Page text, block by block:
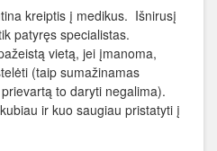
kreiptis į medikus. Išnirusį
patyręs specialistas.
vietą, jei įmanoma,
(taip sumažinamas
to daryti negalima).
ir kuo saugiau pristatyti į